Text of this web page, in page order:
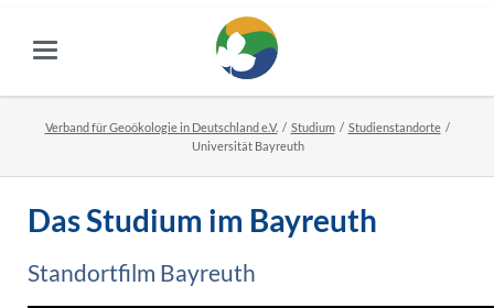
Verband für Geoökologie in Deutschland e.V. Studium
Studienstandorte
Universität Bayreuth
Das Studium im Bayreuth
Standortfilm Bayreuth